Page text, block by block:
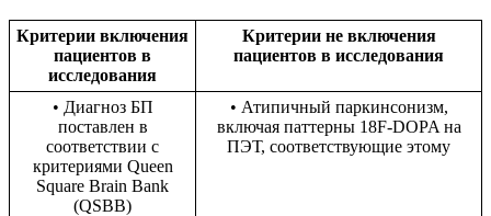
Критерии включения
пациентов в
исследования
Критерии не включения
пациентов в исследования
• Диагноз БП
поставлен в
соответствии с
критериями Queen
Square Brain Bank
(QSBB)
• Атипичный паркинсонизм,
включая паттерны 18F-DOPA на
ПЭТ, соответствующие этому